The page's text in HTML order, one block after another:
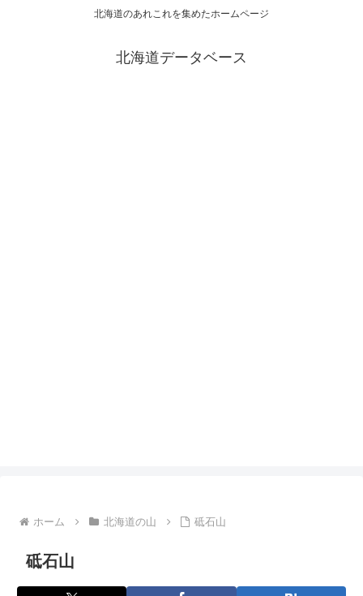
北海道のあれこれを集めたホームページ
北海道データベース
ホーム 北海道の山 砥石山
砥石山